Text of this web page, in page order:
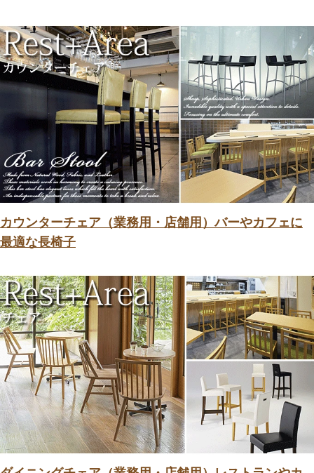
カウンターチェア（業務用・店舗用）バーやカフェに
最適な長椅子